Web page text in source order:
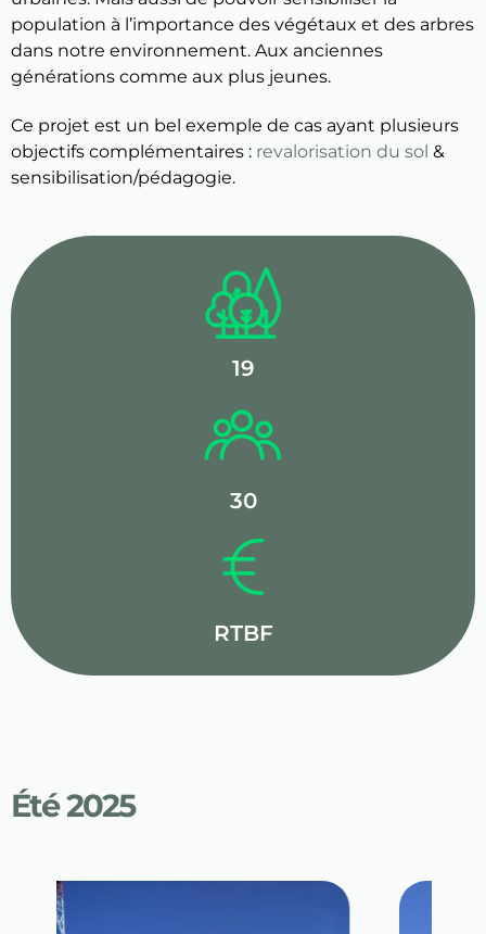
population à l’importance des végétaux et des arbres
dans notre environnement. Aux anciennes
générations comme aux plus jeunes.
Ce projet est un bel exemple de cas ayant plusieurs
objectifs complémentaires : revalorisation du sol &
sensibilisation/pédagogie.
19
30
RTBF
Été 2025